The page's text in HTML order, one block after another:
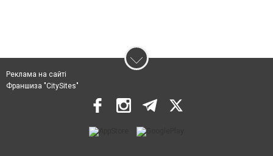
Реклама на сайті
Франшиза "CitySites"